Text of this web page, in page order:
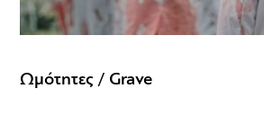
Ωμότητες / Grave